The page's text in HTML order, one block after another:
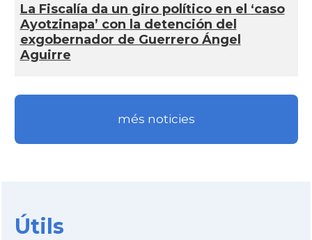
La Fiscalía da un giro político en el ‘caso
Ayotzinapa’ con la detención del
exgobernador de Guerrero Ángel
Aguirre
més noticies
Útils